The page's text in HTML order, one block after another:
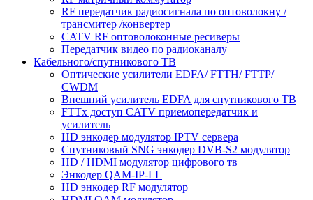
RF передатчик радиосигнала по оптоволокну /
трансмитер /конвертер
CATV RF оптоволоконные ресиверы
Передатчик видео по радиоканалу
Кабельного/спутникового ТВ
Оптические усилители EDFA/ FTTH/ FTTP/
CWDM
Внешний усилитель EDFA для спутникового ТВ
FTTx доступ CATV приемопередатчик и
усилитель
HD энкодер модулятор IPTV сервера
Спутниковый SNG энкодер DVB-S2 модулятор
HD / HDMI модулятор цифрового тв
Энкодер QAM-IP-LL
HD энкодер RF модулятор